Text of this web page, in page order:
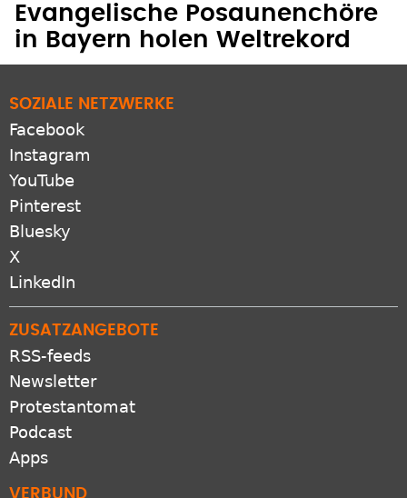
Evangelische Posaunenchöre
in Bayern holen Weltrekord
SOZIALE NETZWERKE
Facebook
Instagram
YouTube
Pinterest
Bluesky
X
LinkedIn
ZUSATZANGEBOTE
RSS-feeds
Newsletter
Protestantomat
Podcast
Apps
VERBUND